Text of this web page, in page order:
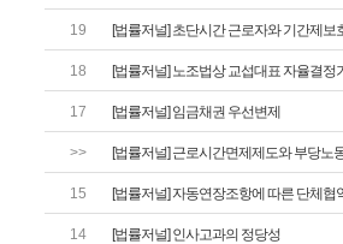
19 [법률저널] 초단시간 근로자와 기간제보
18 [법률저널] 노조법상 교섭대표 자율결정
17 [법률저널] 임금채권 우선변제
>> [법률저널] 근로시간면제제도와 부당노
15 [법률저널] 자동연장조항에 따른 단체협
14 [법률저널] 인사고과의 정당성